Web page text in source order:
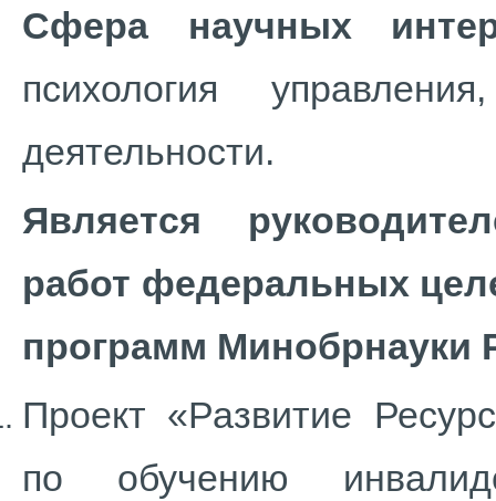
Сфера научных
психология
деятельности.
Является
работ федеральных
программ Минобрнауки
Проект «Развитие
по обучению